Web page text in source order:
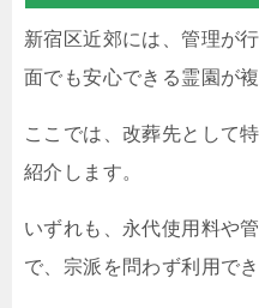
新宿区近郊には、管理が
面でも安心できる霊園が複
ここでは、改葬先として
紹介します。
いずれも、永代使用料や
で、宗派を問わず利用で